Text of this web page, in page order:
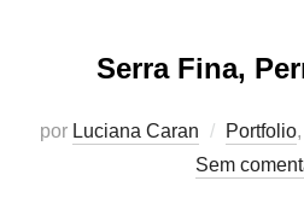
Serra Fina,
por Luciana Caran Portfolio,
Sem